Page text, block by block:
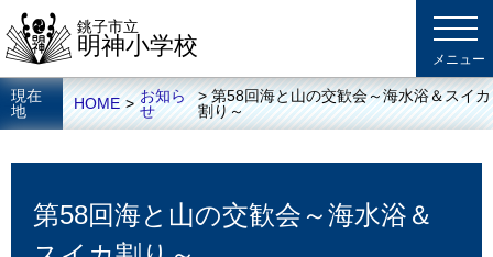
銚子市立
明神小学校
現在
地
HOME > お知ら
せ
> 第58回海と山の交歓会～海水浴＆スイカ
割り～
第58回海と山の交歓会～海水浴＆